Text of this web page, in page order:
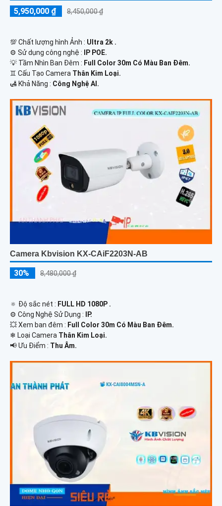
5,950,000 ₫ 8,450,000 ₫
💯 Chất lượng hình Ảnh : Ultra 2k .
⚙ Sử dụng công nghệ :
IP POE.
💡 Tầm Nhìn Ban Đêm : Full Color 30m Có Màu Ban Đêm.
♊ Cấu Tạo Camera Thân Kim Loại.
️🛃 Khả Năng : Công Nghệ AI.
Camera Kbvision KX-CAiF2203N-AB
30% 8,480,000 ₫
🔅 Độ sắc nét : FULL HD 1080P .
⚙ Công Nghệ Sử Dụng :
IP.
💥 Xem ban đêm : Full Color 30m Có Màu Ban Đêm.
❄ Loại Camera Thân Kim Loại.
️📢 Ưu Điểm : Thu Âm.